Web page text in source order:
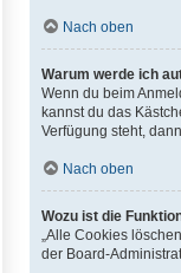
Nach oben
Warum werde ich
Wenn du beim
kannst du das
Verfügung steht,
Nach oben
Wozu ist die
„Alle Cookies
der Board-